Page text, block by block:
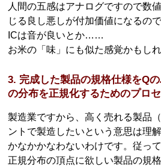
人間の五感はアナログですので数
じる良し悪しが付加価値になるの
ICは音が良いとか……
お米の「味」にも似た感覚かもし
3. 完成した製品の規格仕様をQ
の分布を正規化するためのプロ
製造業ですから、高く売れる製品
ントで製造したいという意思は理
かなかかなわないわけです。従っ
正規分布の頂点に欲しい製品の規